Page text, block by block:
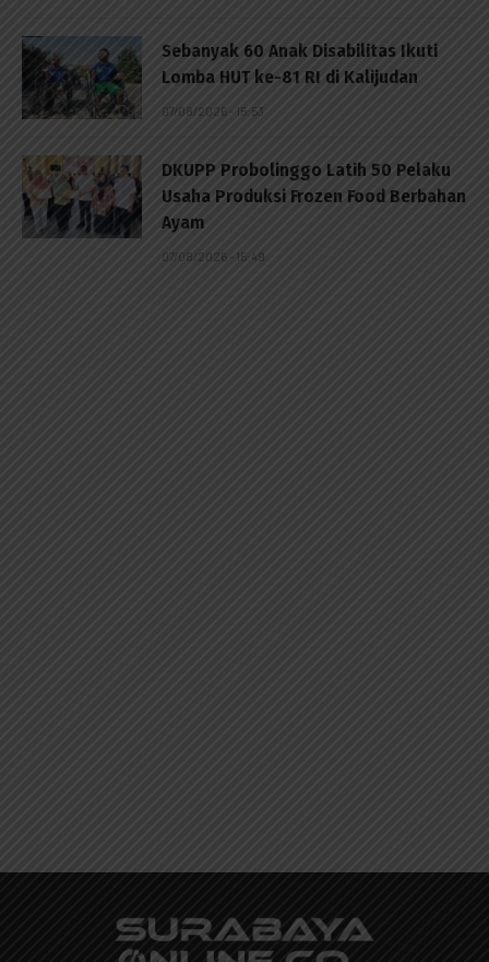
Sebanyak 60 Anak Disabilitas Ikuti
Lomba HUT ke-81 RI di Kalijudan
07/08/2026 - 15:53
DKUPP Probolinggo Latih 50 Pelaku
Usaha Produksi Frozen Food Berbahan
Ayam
07/08/2026 - 15:49